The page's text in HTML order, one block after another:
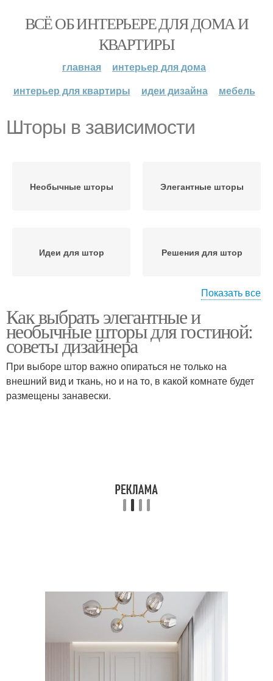
ВСЁ ОБ ИНТЕРЬЕРЕ ДЛЯ ДОМА И
КВАРТИРЫ
главная
интерьер для дома
интерьер для квартиры
идеи дизайна мебель
Шторы в зависимости
Необычные шторы Элегантные шторы
Идеи для штор Решения для штор
Аксессуары для штор Шторы под стиль
Однотонные шторы Разноцветные шторы
Бамбуковые шторы Короткие шторы
Показать все
Как выбрать элегантные и
необычные шторы для гостиной:
советы дизайнера
При выборе штор важно опираться не только на
внешний вид и ткань, но и на то, в какой комнате будет
размещены занавески.